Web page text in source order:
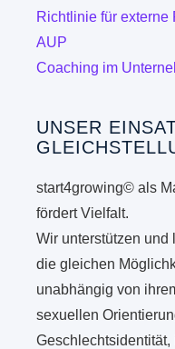
Richtlinie für externe
AUP
Coaching im
UNSER
start4growing© als
fördert Vielfalt.
Wir unterstützen und
die gleichen
unabhängig von
sexuellen